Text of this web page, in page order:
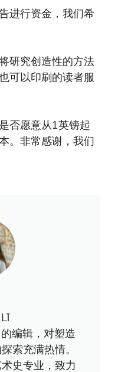
进行资金，我们希
研究创造性的方法
可以印刷的读者服
否愿意从1英镑起
。非常感谢，我们
编辑，对塑造
索充满热情。
史专业，致力